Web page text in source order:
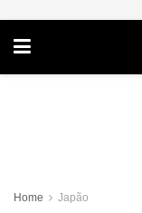
Home Japão